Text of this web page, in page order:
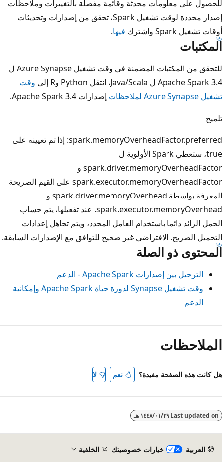
للحصول على معلومات محدثة وقائمة مفصلة بالتغييرات وملاحظات
إصدار محددة لوقت تشغيل Spark، تحقق من إصدارات وتحديثات
أوقات تشغيل Spark واشترك
فيها.
المكتبات
للتحقق من المكتبات المضمنة في وقت تشغيل Azure Synapse ل
Apache Spark 3.4 ل Java/Scala، انتقل Python وR إلى
وقت
تشغيل Azure Synapse لملاحظات
إصدارات Apache Spark 3.4.
تلميح
spark.memoryOverheadFactor.preferred: إذا تم تعيينه على
true، ستعطي Spark الأولوية ل
spark.driver.memoryOverheadFactor و
spark.executor.memoryOverheadFactor على القيم الصريحة
المعرفة بواسطة spark.driver.memoryOverhead و
spark.executor.memoryOverhead. عند تفعيلها، يتم حساب
الحمل الزائد دائما باستخدام العامل المحدد، ويتم تجاهل إعدادات
التحميل الصريح. الافتراضي غير صحيح للتوافق مع الإصدارات السابقة.
المحتوى ذو الصلة
الترحيل بين إصدارات Apache Spark - الدعم
وقت تشغيل Synapse لدورة حياة Apache Spark وإمكانية
الدعم
وضع
القراءة
معطّل
الملاحظات
هل كانت هذه الصفحة مفيدة؟ نعم لا
Last updated on ٢٩‏/٠١‏/١٤٤٨ هـ
العربية خيارات خصوصيتك الخلفية